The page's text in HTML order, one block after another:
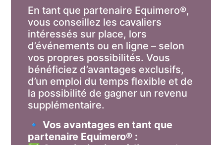
En tant que partenaire Equimero®,
vous conseillez les cavaliers
intéressés sur place, lors
d’événements ou en ligne – selon
vos propres possibilités. Vous
bénéficiez d’avantages exclusifs,
d’un emploi du temps flexible et de
la possibilité de gagner un revenu
supplémentaire.
🔹Vos avantages en tant que
partenaire Equimero® :